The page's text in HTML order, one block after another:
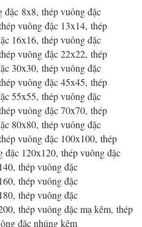
đặc 8x8, thép vuông đặc
vuông đặc 13x14, thép
16x16, thép vuông đặc
vuông đặc 22x22, thép
30x30, thép vuông đặc
vuông đặc 45x45, thép
55x55, thép vuông đặc
vuông đặc 70x70, thép
80x80, thép vuông đặc
vuông đặc 100x100, thép
đặc 120x120, thép vuông đặc
thép vuông đặc
thép vuông đặc
thép vuông đặc
thép vuông đặc mạ kẽm, thép
đặc nhúng kẽm